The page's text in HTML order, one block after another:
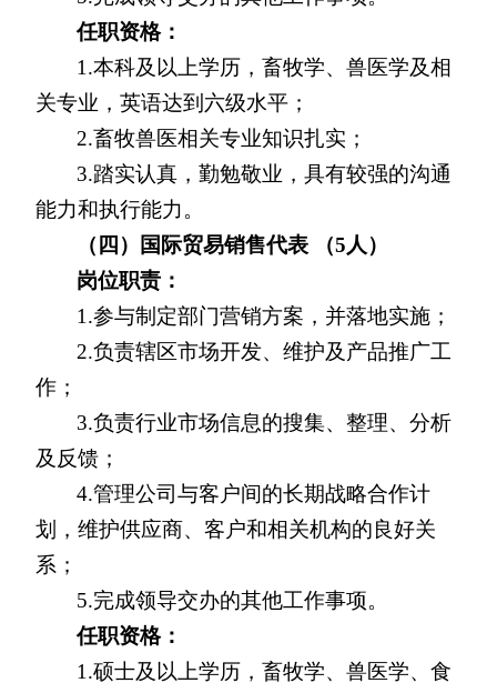
任职资格：
1.本科及以上学历，畜牧学、兽医学及相
关专业，英语达到六级水平；
2.畜牧兽医相关专业知识扎实；
3.踏实认真，勤勉敬业，具有较强的沟通
能力和执行能力。
（四）国际贸易销售代表 （5人）
岗位职责：
1.参与制定部门营销方案，并落地实施；
2.负责辖区市场开发、维护及产品推广工
作；
3.负责行业市场信息的搜集、整理、分析
及反馈；
4.管理公司与客户间的长期战略合作计
划，维护供应商、客户和相关机构的良好关
系；
5.完成领导交办的其他工作事项。
任职资格：
1.硕士及以上学历，畜牧学、兽医学、食